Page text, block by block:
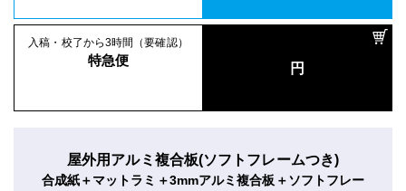
入稿・校了から3時間（要確認）
特急便 円
屋外用アルミ複合板(ソフトフレームつき)
合成紙＋マットラミ＋3mmアルミ複合板＋ソフトフレー